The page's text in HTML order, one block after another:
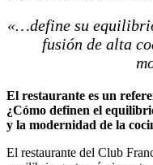
«…define su
fusión de alta
El restaurante es un
¿Cómo definen el
y la modernidad de la
El restaurante del Club